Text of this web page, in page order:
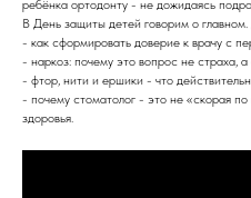
ребёнка ортодонту - не дожидаясь
В День защиты детей говорим о
- как сформировать доверие к врачу с
- наркоз: почему это вопрос не страха, а
- фтор, нити и ершики - что
- почему стоматолог - это не «скорая
здоровья.